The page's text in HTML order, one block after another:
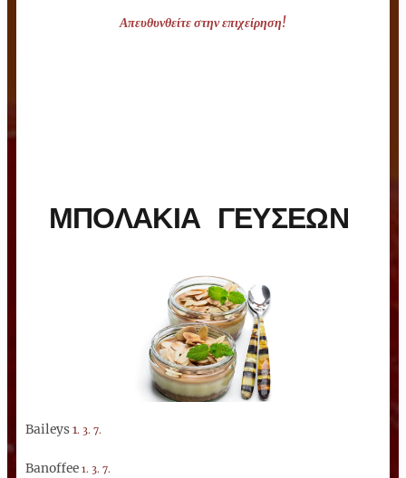
Απευθυνθείτε στην επιχείρηση!
ΜΠΟΛΑΚΙΑ ΓΕΥΣΕΩΝ
Baileys 1. 3. 7.
Banoffee 1. 3. 7.